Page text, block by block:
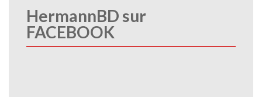
HermannBD sur
FACEBOOK